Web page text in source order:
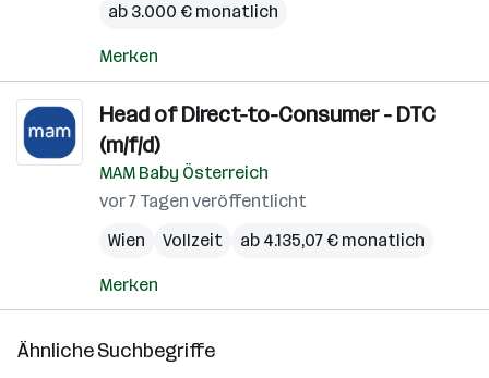
ab 3.000 € monatlich
Merken
Head of Direct-to-Consumer - DTC
(m/f/d)
MAM Baby Österreich
vor 7 Tagen veröffentlicht
Wien
Vollzeit ab 4.135,07 € monatlich
Merken
Ähnliche Suchbegriffe